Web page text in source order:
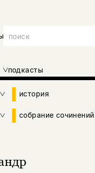
подкасты
история
собрание сочинений